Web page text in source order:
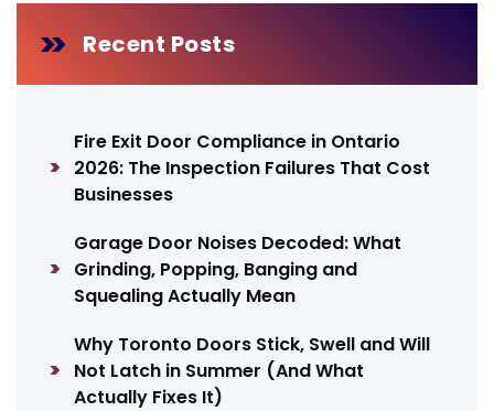
Recent Posts
Fire Exit Door Compliance in Ontario
2026: The Inspection Failures That Cost
Businesses
Garage Door Noises Decoded: What
Grinding, Popping, Banging and
Squealing Actually Mean
Why Toronto Doors Stick, Swell and Will
Not Latch in Summer (And What
Actually Fixes It)